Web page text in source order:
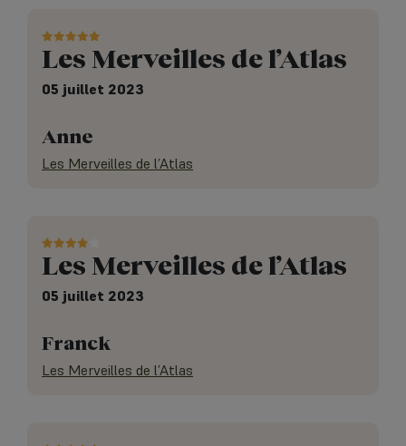
Les Merveilles de l’Atlas
05 juillet 2023
Anne
Les Merveilles de l’Atlas
Les Merveilles de l’Atlas
05 juillet 2023
Franck
Les Merveilles de l’Atlas